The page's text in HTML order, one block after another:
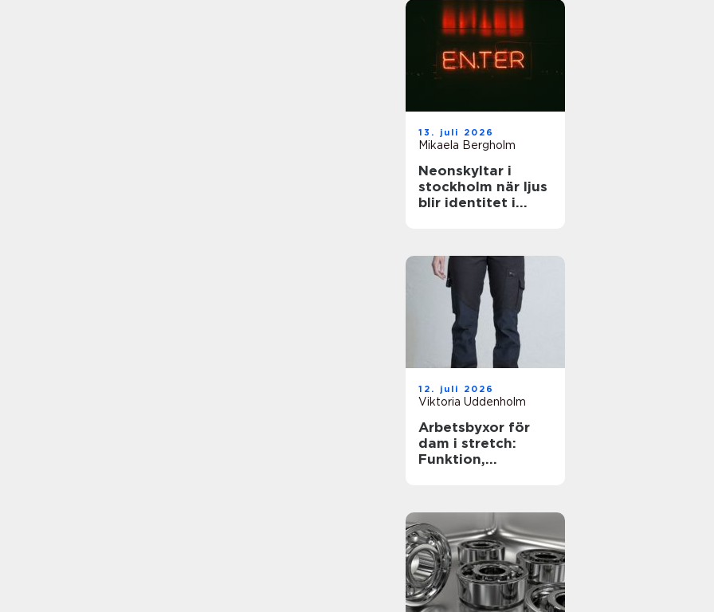
13. juli 2026
Mikaela Bergholm
Neonskyltar i
stockholm när ljus
blir identitet i
12. juli 2026
Viktoria Uddenholm
Arbetsbyxor för
dam i stretch:
Funktion,